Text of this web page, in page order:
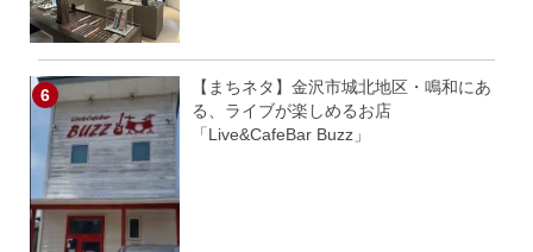
【まちネタ】金沢市城北地区・鳴和にあ
る、ライブが楽しめるお店
「Live&CafeBar Buzz」